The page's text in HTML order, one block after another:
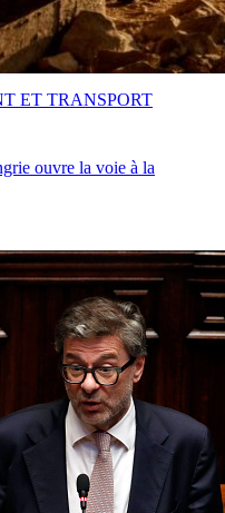
ouvre la voie à la
ET TRANSPORT